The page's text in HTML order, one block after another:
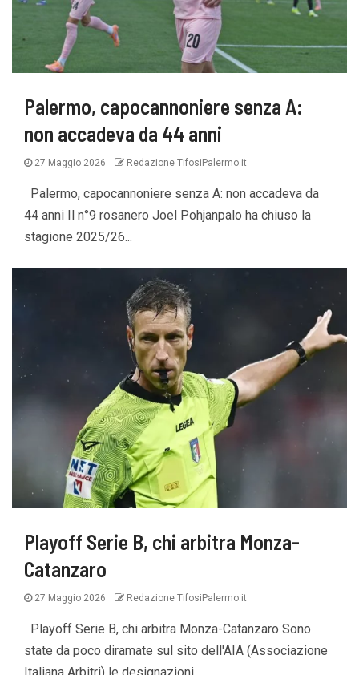
Palermo, capocannoniere senza A:
non accadeva da 44 anni
27 Maggio 2026 Redazione TifosiPalermo.it
Palermo, capocannoniere senza A: non accadeva da
44 anni Il n°9 rosanero Joel Pohjanpalo ha chiuso la
stagione 2025/26...
Playoff Serie B, chi arbitra Monza-
Catanzaro
27 Maggio 2026 Redazione TifosiPalermo.it
Playoff Serie B, chi arbitra Monza-Catanzaro Sono
state da poco diramate sul sito dell'AIA (Associazione